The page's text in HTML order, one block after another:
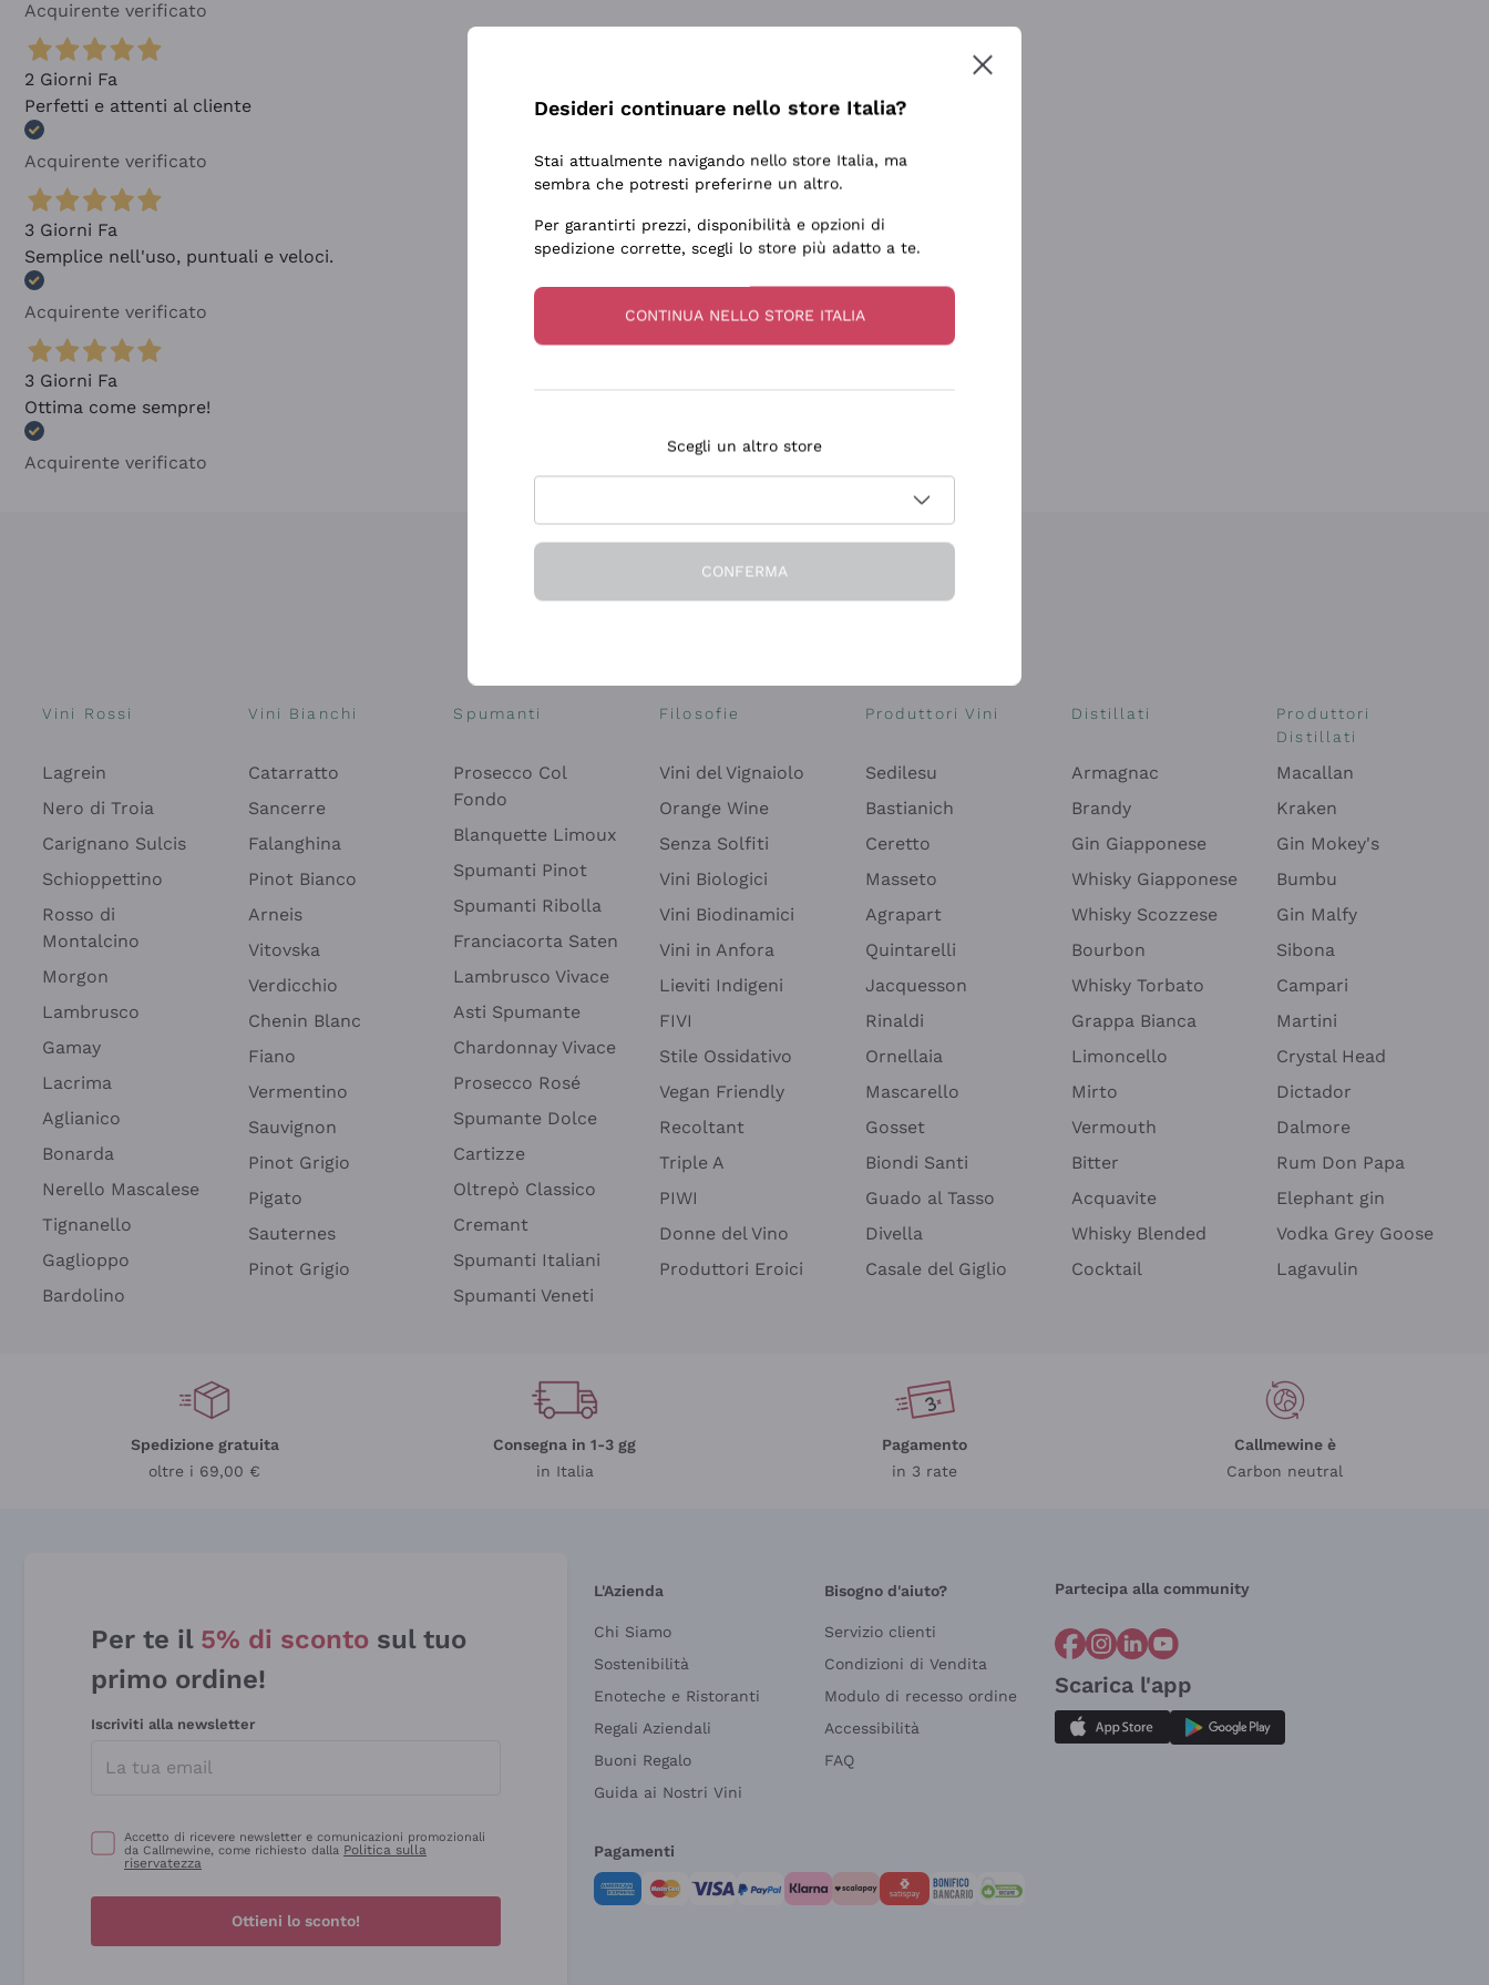
Acquirente verificato
2 Giorni Fa
Perfetti e attenti al cliente
Acquirente verificato
3 Giorni Fa
Semplice nell'uso, puntuali e veloci.
Acquirente verificato
3 Giorni Fa
Ottima come sempre!
Acquirente verificato
Vini Rossi
Lagrein
Nero di Troia
Carignano Sulcis
Schioppettino
Rosso di
Montalcino
Morgon
Lambrusco
Gamay
Lacrima
Aglianico
Bonarda
Nerello Mascalese
Tignanello
Gaglioppo
Bardolino
Vini Bianchi
Catarratto
Sancerre
Falanghina
Pinot Bianco
Arneis
Vitovska
Verdicchio
Chenin Blanc
Fiano
Vermentino
Sauvignon
Pinot Grigio
Pigato
Sauternes
Pinot Grigio
Spumanti
Prosecco Col
Fondo
Blanquette Limoux
Spumanti Pinot
Spumanti Ribolla
Franciacorta Saten
Lambrusco Vivace
Asti Spumante
Chardonnay Vivace
Prosecco Rosé
Spumante Dolce
Cartizze
Oltrepò Classico
Cremant
Spumanti Italiani
Spumanti Veneti
Filosofie
Vini del Vignaiolo
Orange Wine
Senza Solfiti
Vini Biologici
Vini Biodinamici
Vini in Anfora
Lieviti Indigeni
FIVI
Stile Ossidativo
Vegan Friendly
Recoltant
Triple A
PIWI
Donne del Vino
Produttori Eroici
Produttori Vini
Sedilesu
Bastianich
Ceretto
Masseto
Agrapart
Quintarelli
Jacquesson
Rinaldi
Ornellaia
Mascarello
Gosset
Biondi Santi
Guado al Tasso
Divella
Casale del Giglio
Distillati
Armagnac
Brandy
Gin Giapponese
Whisky Giapponese
Whisky Scozzese
Bourbon
Whisky Torbato
Grappa Bianca
Limoncello
Mirto
Vermouth
Bitter
Acquavite
Whisky Blended
Cocktail
Produttori
Distillati
Macallan
Kraken
Gin Mokey's
Bumbu
Gin Malfy
Sibona
Campari
Martini
Crystal Head
Dictador
Dalmore
Rum Don Papa
Elephant gin
Vodka Grey Goose
Lagavulin
Spedizione gratuita
oltre i 69,00 €
Consegna in 1-3 gg
in Italia
Pagamento
in 3 rate
Callmewine è
Carbon neutral
Per te il 5% di sconto sul tuo
primo ordine!
Iscriviti alla newsletter
Accetto di ricevere newsletter e comunicazioni promozionali
da Callmewine, come richiesto dalla Politica sulla
riservatezza
Ottieni lo sconto!
L'Azienda
Chi Siamo
Sostenibilità
Enoteche e Ristoranti
Regali Aziendali
Buoni Regalo
Guida ai Nostri Vini
Bisogno d'aiuto?
Servizio clienti
Condizioni di Vendita
Modulo di recesso ordine
Accessibilità
FAQ
Partecipa alla community
Scarica l'app
Pagamenti
Desideri continuare nello store Italia?
Stai attualmente navigando nello store Italia, ma
sembra che potresti preferirne un altro.
Per garantirti prezzi, disponibilità e opzioni di
spedizione corrette, scegli lo store più adatto a te.
CONTINUA NELLO STORE ITALIA
Scegli un altro store
CONFERMA